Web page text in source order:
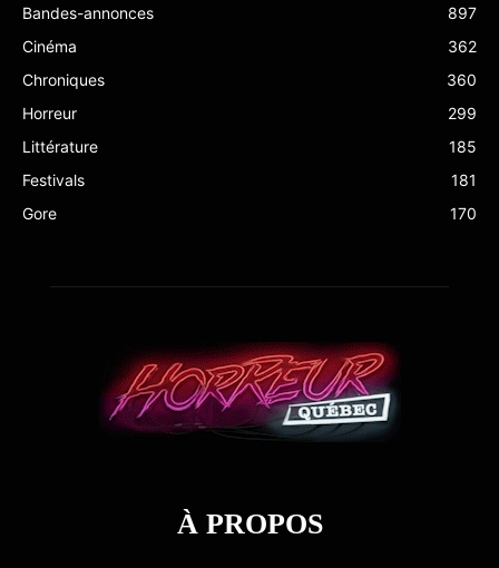
Bandes-annonces
897
Cinéma
362
Chroniques
360
Horreur
299
Littérature
185
Festivals
181
Gore
170
À PROPOS